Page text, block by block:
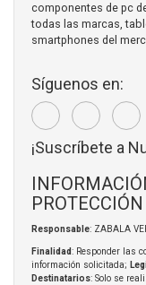
componentes de pc
todas las marcas,
smartphones del
Síguenos en:
¡Suscríbete a
Responsable: ZABALA
Finalidad: Responder las
información solicitada;
Destinatarios: Solo se